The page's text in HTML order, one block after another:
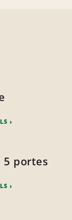
5 portes